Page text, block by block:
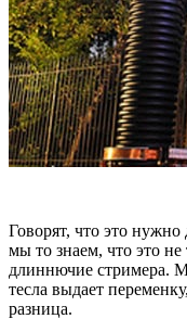
Говорят, что это
мы то знаем, что это не
длиннючие стримера.
тесла выдает
разница.